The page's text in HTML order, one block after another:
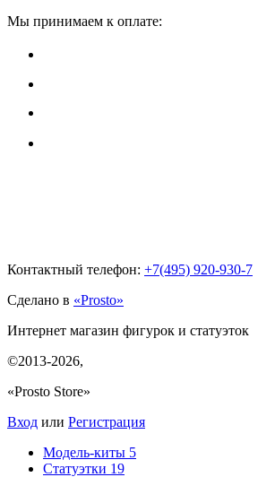
Мы принимаем к оплате:
Контактный телефон: +7(495) 920-930-7
Сделано в «Prosto»
Интернет магазин фигурок и статуэток
©2013-2026,
«Prosto Store»
Вход или Регистрация
Модель-киты 5
Статуэтки 19